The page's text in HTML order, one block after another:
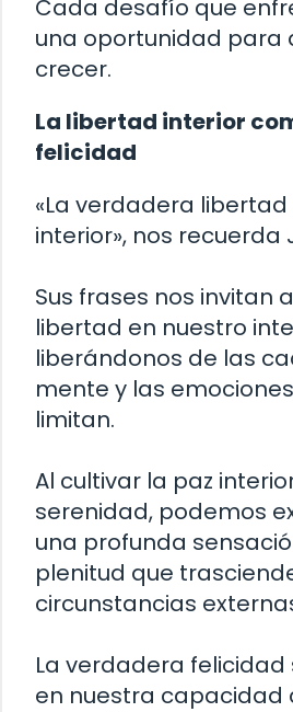
Cada desafío que
una oportunidad para
crecer.
La libertad interior
felicidad
«La verdadera libertad
interior», nos recuerda
Sus frases nos invitan
libertad en nuestro
liberándonos de las
mente y las
limitan.
Al cultivar la paz
serenidad, podemos
una profunda
plenitud que
circunstancias
La verdadera felicidad
en nuestra capacidad